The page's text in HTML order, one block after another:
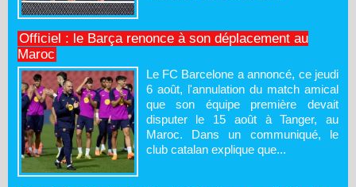
Officiel : le Barça renonce à son déplacement au
Maroc
Le FC Barcelone a annoncé, ce jeudi
6 août, l'annulation du match amical
que son équipe première devait
disputer le 15 août à Tanger, au
Maroc. Dans un communiqué, le
club catalan explique que...